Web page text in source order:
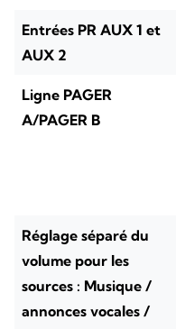
Entrées PR AUX 1 et
AUX 2
Ligne PAGER
A/PAGER B
Réglage séparé du
volume pour les
sources : Musique /
annonces vocales /